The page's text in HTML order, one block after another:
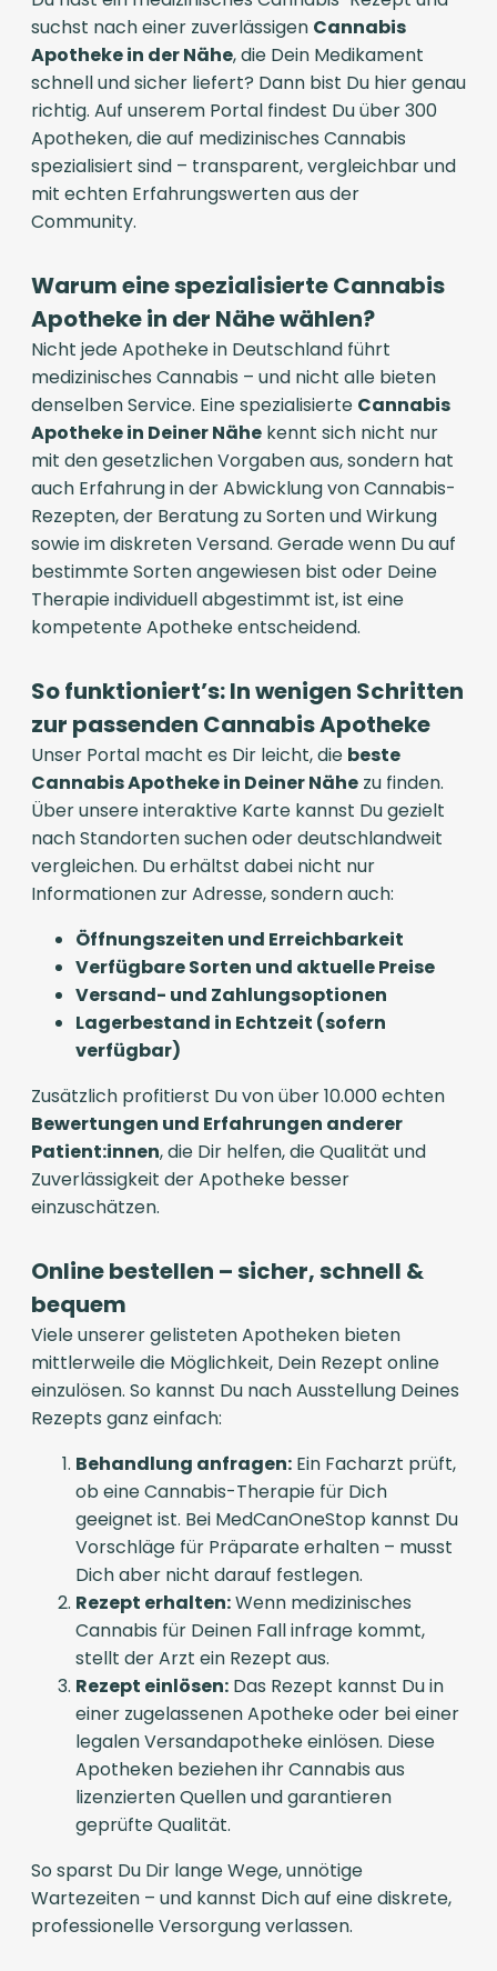
suchst nach einer zuverlässigen Cannabis
Apotheke in der Nähe, die Dein Medikament
schnell und sicher liefert? Dann bist Du hier genau
richtig. Auf unserem Portal findest Du über 300
Apotheken, die auf medizinisches Cannabis
spezialisiert sind – transparent, vergleichbar und
mit echten Erfahrungswerten aus der
Community.
Warum eine spezialisierte Cannabis
Apotheke in der Nähe wählen?
Nicht jede Apotheke in Deutschland führt
medizinisches Cannabis – und nicht alle bieten
denselben Service. Eine spezialisierte Cannabis
Apotheke in Deiner Nähe kennt sich nicht nur
mit den gesetzlichen Vorgaben aus, sondern hat
auch Erfahrung in der Abwicklung von Cannabis-
Rezepten, der Beratung zu Sorten und Wirkung
sowie im diskreten Versand. Gerade wenn Du auf
bestimmte Sorten angewiesen bist oder Deine
Therapie individuell abgestimmt ist, ist eine
kompetente Apotheke entscheidend.
So funktioniert’s: In wenigen Schritten
zur passenden Cannabis Apotheke
Unser Portal macht es Dir leicht, die beste
Cannabis Apotheke in Deiner Nähe zu finden.
Über unsere interaktive Karte kannst Du gezielt
nach Standorten suchen oder deutschlandweit
vergleichen. Du erhältst dabei nicht nur
Informationen zur Adresse, sondern auch:
Öffnungszeiten und Erreichbarkeit
Verfügbare Sorten und aktuelle Preise
Versand- und Zahlungsoptionen
Lagerbestand in Echtzeit (sofern
verfügbar)
Zusätzlich profitierst Du von über 10.000 echten
Bewertungen und Erfahrungen anderer
Patient:innen, die Dir helfen, die Qualität und
Zuverlässigkeit der Apotheke besser
einzuschätzen.
Online bestellen – sicher, schnell &
bequem
Viele unserer gelisteten Apotheken bieten
mittlerweile die Möglichkeit, Dein Rezept online
einzulösen. So kannst Du nach Ausstellung Deines
Rezepts ganz einfach:
Behandlung anfragen: Ein Facharzt prüft,
ob eine Cannabis-Therapie für Dich
geeignet ist. Bei MedCanOneStop kannst Du
Vorschläge für Präparate erhalten – musst
Dich aber nicht darauf festlegen.
Rezept erhalten:Wenn medizinisches
Cannabis für Deinen Fall infrage kommt,
stellt der Arzt ein Rezept aus.
Rezept einlösen: Das Rezept kannst Du in
einer zugelassenen Apotheke oder bei einer
legalen Versandapotheke einlösen. Diese
Apotheken beziehen ihr Cannabis aus
lizenzierten Quellen und garantieren
geprüfte Qualität.
So sparst Du Dir lange Wege, unnötige
Wartezeiten – und kannst Dich auf eine diskrete,
professionelle Versorgung verlassen.